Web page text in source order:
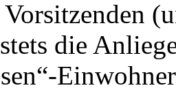
die